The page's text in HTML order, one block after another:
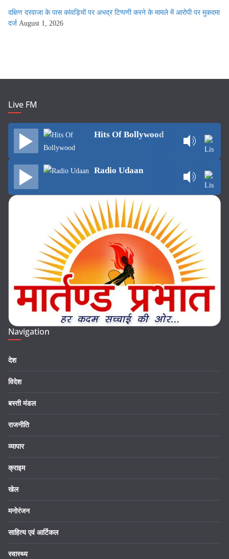
दक्षिण दरवाजा के पास कांवड़ियों पर अभद्र टिप्पणी करने के मामले में आरोपी पर मुकदमा
दर्ज August 1, 2026
Live FM
Hits Of Bollywood
Radio Udaan
Navigation
देश
विदेश
बस्ती मंडल
राजनीति
व्यापार
क्राइम
खेल
मनोरंजन
साहित्य एवं आर्टिकल
स्वास्थ्य